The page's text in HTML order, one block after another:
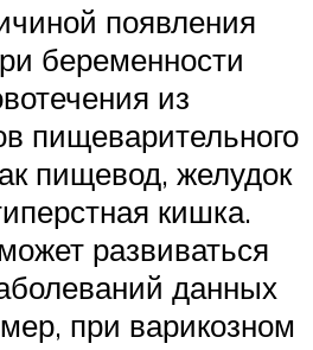
появления
беременности
из
пищеварительного
пищевод, желудок
кишка.
развиваться
данных
при варикозном